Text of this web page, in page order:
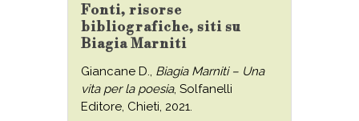
Fonti, risorse
bibliografiche, siti su
Biagia Marniti
Giancane D., Biagia Marniti – Una
vita per la poesia, Solfanelli
Editore, Chieti, 2021.